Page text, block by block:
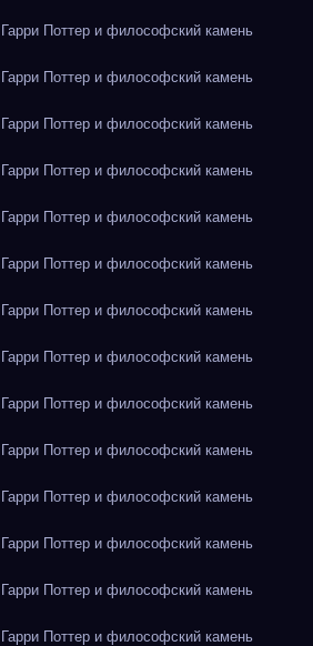
Поттер и философский камень
Поттер и философский камень
Поттер и философский камень
Поттер и философский камень
Поттер и философский камень
Поттер и философский камень
Поттер и философский камень
Поттер и философский камень
Поттер и философский камень
Поттер и философский камень
Поттер и философский камень
Поттер и философский камень
Поттер и философский камень
Поттер и философский камень